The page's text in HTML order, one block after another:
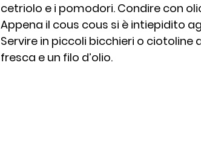
cetriolo e i pomodori. Condire con
Appena il cous cous si è intiepidito
Servire in piccoli bicchieri o
fresca e un filo d’olio.